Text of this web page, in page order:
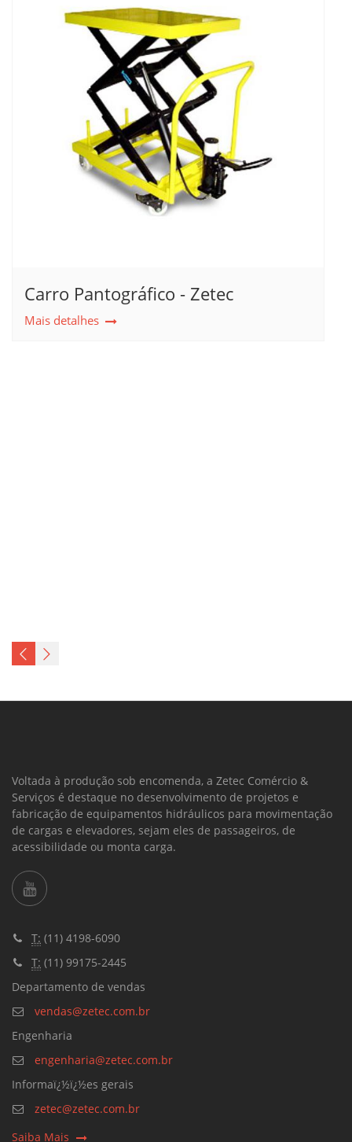
Carro Pantográfico - Zetec
Mais detalhes
Voltada à produção sob encomenda, a Zetec Comércio &
Serviços é destaque no desenvolvimento de projetos e
fabricação de equipamentos hidráulicos para movimentação
de cargas e elevadores, sejam eles de passageiros, de
acessibilidade ou monta carga.
T: (11) 4198-6090
T: (11) 99175-2445
Departamento de vendas
vendas@zetec.com.br
Engenharia
engenharia@zetec.com.br
Informaï¿½ï¿½es gerais
zetec@zetec.com.br
Saiba Mais